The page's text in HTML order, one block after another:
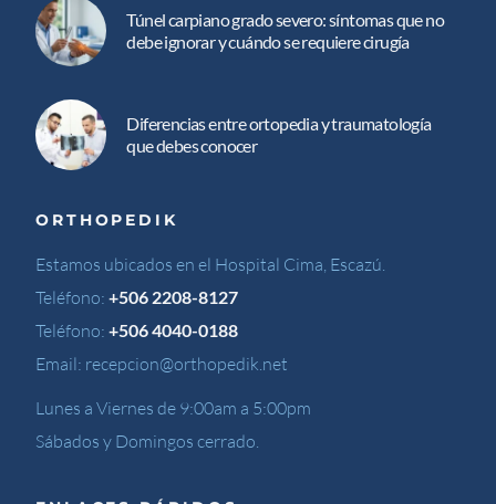
Túnel carpiano grado severo: síntomas que no
debe ignorar y cuándo se requiere cirugía
Diferencias entre ortopedia y traumatología
que debes conocer
ORTHOPEDIK
Estamos ubicados en el Hospital Cima, Escazú.
Teléfono:+506 2208-8127
Teléfono:+506 4040-0188
Email: recepcion@orthopedik.net
Lunes a Viernes de 9:00am a 5:00pm
Sábados y Domingos cerrado.